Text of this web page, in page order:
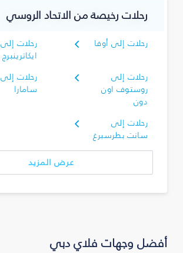
رحلات رخيصة من الاتحاد الروسي
رحلات إلى أوفا
رحلات إلى
ايكاترينبرج
رحلات إلى
روستوف اون
دون
رحلات إلى
سامارا
رحلات إلى
سانت بطرسبرغ
عرض المزيد
أفضل وجهات فلاي دبي